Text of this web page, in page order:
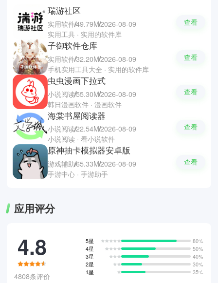
瑞游社区
实用软件49.79M2026-08-09
实用工具 · 实用的软件库
查看
子御软件仓库
实用软件32.20M2026-08-09
手机实用工具大全 · 实用的软件库
查看
虫虫漫画下拉式
小说阅读55.30M2026-08-09
韩日漫画软件 · 漫画软件
查看
海棠书屋阅读器
小说阅读22.54M2026-08-09
小说阅读 · 看小说软件
查看
原神抽卡模拟器安卓版
游戏辅助65.33M2026-08-09
手游中心 · 手游助手
查看
应用评分
4.8
4808条评价
5星
80%
4星
50%
3星
40%
2星
30%
1星
35%